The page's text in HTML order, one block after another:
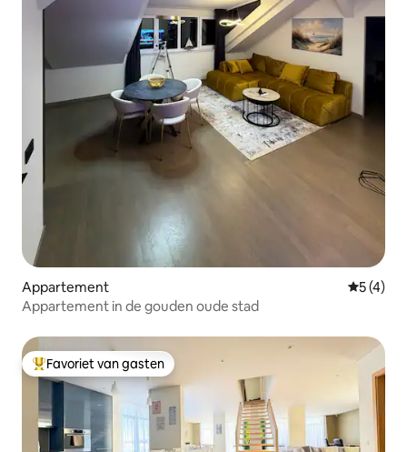
Appartement
5 (4)
Appartement in de gouden oude stad
Topfavoriet van gasten
Favoriet van gasten